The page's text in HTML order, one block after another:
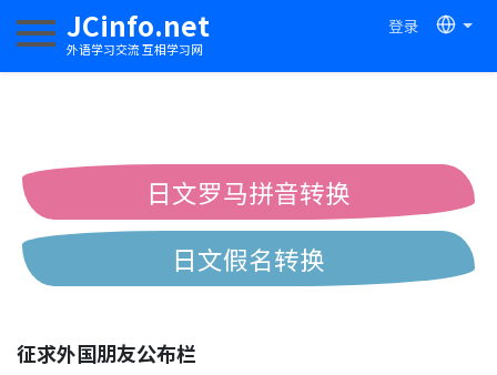
JCinfo.net
外语学习交流 互相学习网
登录
切换导航
日文罗马拼音转换
日文假名转换
征求外国朋友公布栏